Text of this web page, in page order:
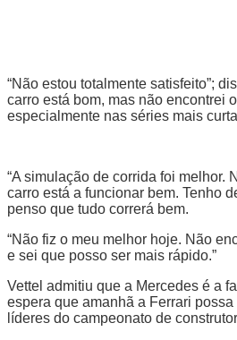
“Não estou totalmente satisfeito”;
carro está bom, mas não encontrei
especialmente nas séries mais
“A simulação de corrida foi melhor.
carro está a funcionar bem. Tenho
penso que tudo correrá bem.
“Não fiz o meu melhor hoje. Não
e sei que posso ser mais rápido.”
Vettel admitiu que a Mercedes é a
espera que amanhã a Ferrari
líderes do campeonato de